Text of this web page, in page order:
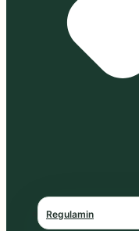
Regulamin